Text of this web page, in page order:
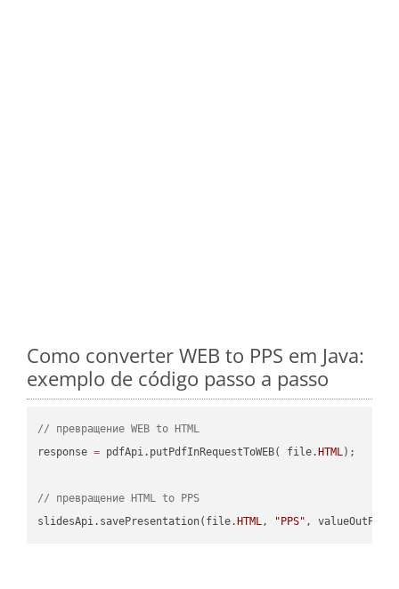
Como converter WEB to PPS em Java:
exemplo de código passo a passo
// превращение WEB to HTML
response = pdfApi.putPdfInRequestToWEB( file. HTML);
// превращение HTML to PPS
slidesApi.savePresentation(file. HTML, "PPS"